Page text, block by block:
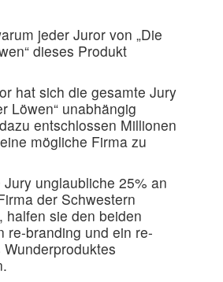
jeder Juror von „Die
dieses Produkt
hat sich die gesamte Jury
Löwen“ unabhängig
entschlossen Millionen
mögliche Firma zu
unglaubliche 25% an
der Schwestern
halfen sie den beiden
re-branding und ein re-